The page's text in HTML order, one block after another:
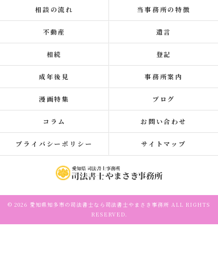
相談の流れ 当事務所の特徴
不動産 遺言
相続 登記
成年後見 事務所案内
漫画特集 ブログ
コラム お問い合わせ
プライバシーポリシー サイトマップ
© 2026 愛知県知多市の司法書士なら司法書士やまさき事務所 ALL RIGHTS
RESERVED.